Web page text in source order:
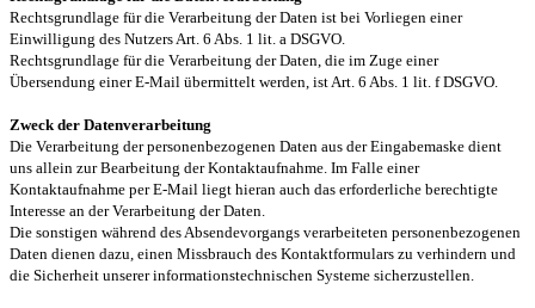
Rechtsgrundlage für die Verarbeitung der Daten ist bei Vorliegen einer
Einwilligung des Nutzers Art. 6 Abs. 1 lit. a DSGVO.
Rechtsgrundlage für die Verarbeitung der Daten, die im Zuge einer
Übersendung einer E-Mail übermittelt werden, ist Art. 6 Abs. 1 lit. f DSGVO.
Zweck der Datenverarbeitung
Die Verarbeitung der personenbezogenen Daten aus der Eingabemaske dient
uns allein zur Bearbeitung der Kontaktaufnahme. Im Falle einer
Kontaktaufnahme per E-Mail liegt hieran auch das erforderliche berechtigte
Interesse an der Verarbeitung der Daten.
Die sonstigen während des Absendevorgangs verarbeiteten personenbezogenen
Daten dienen dazu, einen Missbrauch des Kontaktformulars zu verhindern und
die Sicherheit unserer informationstechnischen Systeme sicherzustellen.